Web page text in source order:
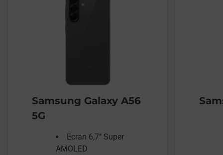
Samsung Galaxy A56
5G
Ecran 6,7’’ Super
AMOLED